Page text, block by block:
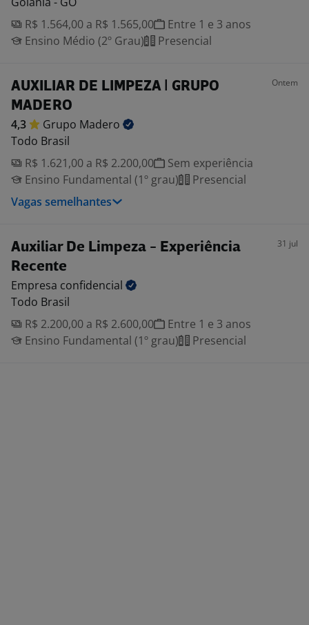
R$ 1.564,00 a R$ 1.565,00
Entre 1 e 3 anos
Ensino Médio (2º Grau)
Presencial
AUXILIAR DE LIMPEZA | GRUPO
MADERO
Ontem
4,3 Grupo Madero
Todo Brasil
R$ 1.621,00 a R$ 2.200,00
Sem experiência
Ensino Fundamental (1º grau)
Presencial
Vagas semelhantes
Auxiliar De Limpeza - Experiência
Recente
31 jul
Empresa confidencial
Todo Brasil
R$ 2.200,00 a R$ 2.600,00
Entre 1 e 3 anos
Ensino Fundamental (1º grau)
Presencial